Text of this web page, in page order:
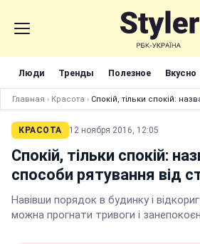
Люди Тренды Полезное Вкусно
Главная › Красота › Спокій, тільки спокій:
КРАСОТА 12 ноября 2016, 12:05
Спокій, тільки спокій:
способи рятування від
Навівши порядок в будинку і
можна прогнати тривоги і